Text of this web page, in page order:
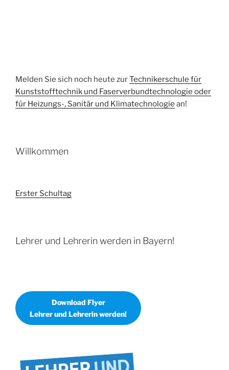
Melden Sie sich noch heute zurTechnikerschule für
Kunststofftechnik und Faserverbundtechnologie oder
für Heizungs-, Sanitär und Klimatechnologie an!
Willkommen
Erster Schultag
Lehrer und Lehrerin werden in Bayern!
Download Flyer
Lehrer und Lehrerin werden!